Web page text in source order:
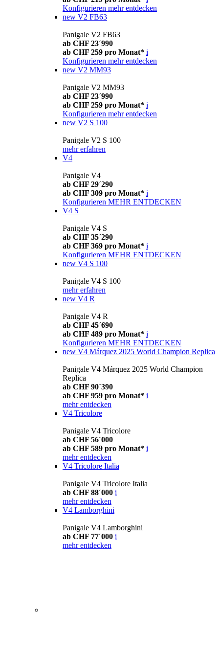
Konfigurieren mehr entdecken
new V2 FB63
Panigale V2 FB63
ab CHF 23´990
ab CHF 259 pro Monat* i
Konfigurieren mehr entdecken
new V2 MM93
Panigale V2 MM93
ab CHF 23´990
ab CHF 259 pro Monat* i
Konfigurieren mehr entdecken
new V2 S 100
Panigale V2 S 100
mehr erfahren
V4
Panigale V4
ab CHF 29´290
ab CHF 309 pro Monat* i
Konfigurieren MEHR ENTDECKEN
V4 S
Panigale V4 S
ab CHF 35´290
ab CHF 369 pro Monat* i
Konfigurieren MEHR ENTDECKEN
new V4 S 100
Panigale V4 S 100
mehr erfahren
new V4 R
Panigale V4 R
ab CHF 45´690
ab CHF 489 pro Monat* i
Konfigurieren MEHR ENTDECKEN
new V4 Márquez 2025 World Champion Replica
Panigale V4 Márquez 2025 World Champion
Replica
ab CHF 90´390
ab CHF 959 pro Monat* i
mehr entdecken
V4 Tricolore
Panigale V4 Tricolore
ab CHF 56´000
ab CHF 589 pro Monat* i
mehr entdecken
V4 Tricolore Italia
Panigale V4 Tricolore Italia
ab CHF 88´000 i
mehr entdecken
V4 Lamborghini
Panigale V4 Lamborghini
ab CHF 77´000 i
mehr entdecken